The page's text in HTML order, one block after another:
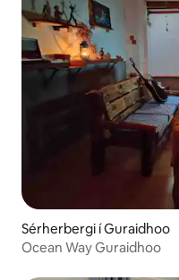
Sérherbergi í Guraidhoo
Ocean Way Guraidhoo